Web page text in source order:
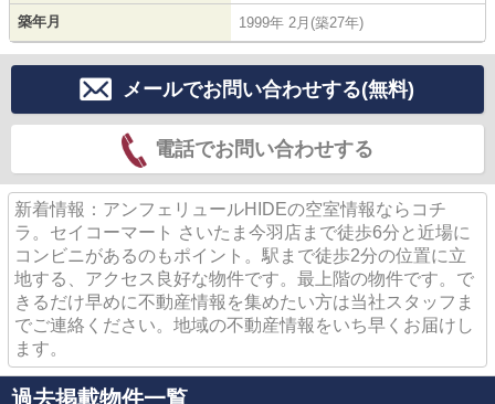
築年月 1999年 2月(築27年)
メールでお問い合わせする(無料)
電話でお問い合わせする
新着情報：アンフェリュールHIDEの空室情報ならコチ
ラ。セイコーマート さいたま今羽店まで徒歩6分と近場に
コンビニがあるのもポイント。駅まで徒歩2分の位置に立
地する、アクセス良好な物件です。最上階の物件です。で
きるだけ早めに不動産情報を集めたい方は当社スタッフま
でご連絡ください。地域の不動産情報をいち早くお届けし
ます。
過去掲載物件一覧